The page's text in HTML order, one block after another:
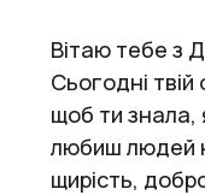
Вітаю тебе з
Сьогодні
щоб ти знала,
любиш людей
щирість,